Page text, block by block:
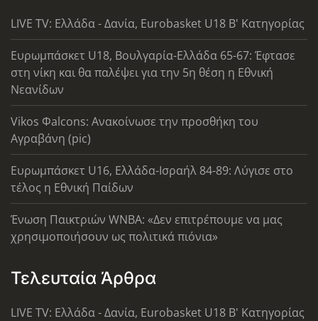
LIVE TV: Ελλάδα - Δανία, Eurobasket U18 Β' Κατηγορίας
Ευρωμπάσκετ U18, Βουλγαρία-Ελλάδα 65-67: Έφτασε
στη νίκη και θα παλέψει για την 5η θέση η Εθνική
Νεανίδων
Vikos Φalcons: Ανακοίνωσε την προσθήκη του
Αγραβάνη (pic)
Ευρωμπάσκετ U16, Ελλάδα-Ισραήλ 84-89: Λύγισε στο
τέλος η Εθνική Παίδων
Ένωση Παικτριών WNBA: «Δεν επιτρέπουμε να μας
χρησιμοποιήσουν ως πολιτικά πιόνια»
Τελευταία Άρθρα
LIVE TV: Ελλάδα - Δανία, Eurobasket U18 Β' Κατηγορίας